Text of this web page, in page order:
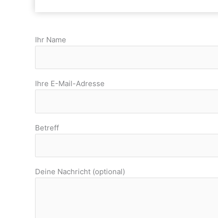
Ihr Name
Ihre E-Mail-Adresse
Betreff
Deine Nachricht (optional)